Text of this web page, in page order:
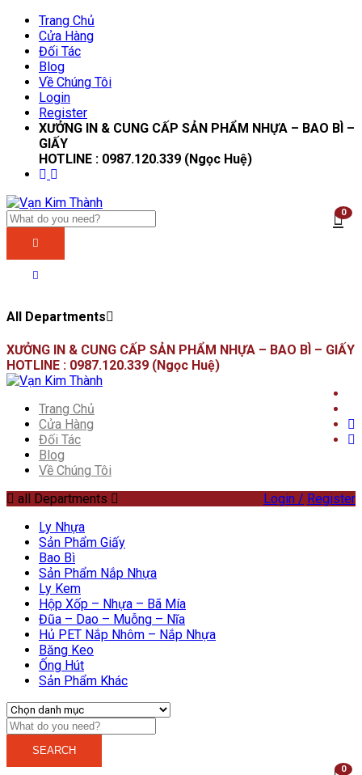
Trang Chủ
Cửa Hàng
Đối Tác
Blog
Về Chúng Tôi
Login
Register
XƯỞNG IN & CUNG CẤP SẢN PHẨM NHỰA – BAO BÌ –
GIẤY
HOTLINE : 0987.120.339 (Ngọc Huệ)
0
All Departments
XƯỞNG IN & CUNG CẤP SẢN PHẨM NHỰA – BAO BÌ – GIẤY
HOTLINE : 0987.120.339 (Ngọc Huệ)
Trang Chủ
Cửa Hàng
Đối Tác
Blog
Về Chúng Tôi
Login / Register
all Departments
Ly Nhựa
Sản Phẩm Giấy
Bao Bì
Sản Phẩm Nắp Nhựa
Ly Kem
Hộp Xốp – Nhựa – Bã Mía
Đũa – Dao – Muỗng – Nĩa
Hủ PET Nắp Nhôm – Nắp Nhựa
Băng Keo
Ống Hút
Sản Phẩm Khác
SEARCH
0